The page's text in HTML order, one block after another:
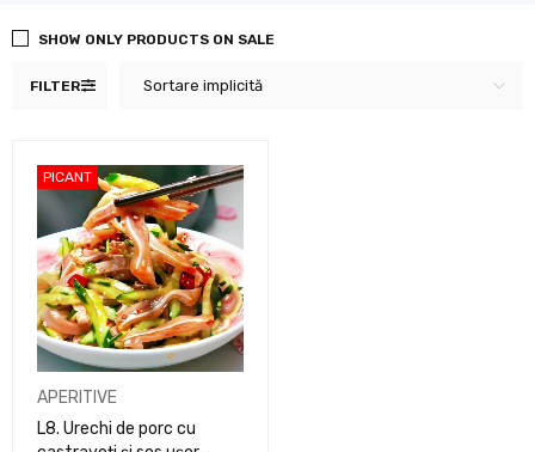
FILTER Sortare implicită
SHOW ONLY PRODUCTS ON SALE
PICANT
APERITIVE
L8. Urechi de porc cu